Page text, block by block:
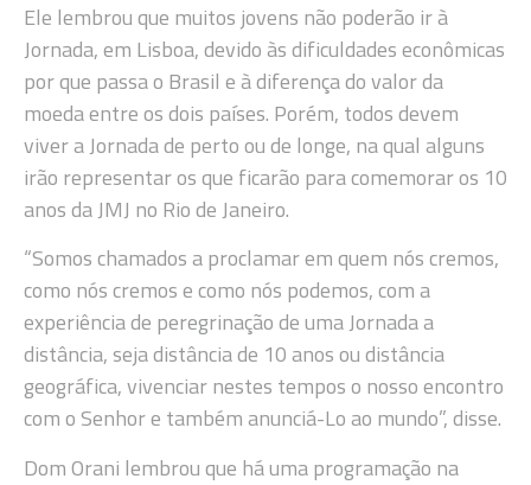
Ele lembrou que muitos jovens não poderão ir à
Jornada, em Lisboa, devido às dificuldades econômicas
por que passa o Brasil e à diferença do valor da
moeda entre os dois países. Porém, todos devem
viver a Jornada de perto ou de longe, na qual alguns
irão representar os que ficarão para comemorar os 10
anos da JMJ no Rio de Janeiro.
“Somos chamados a proclamar em quem nós cremos,
como nós cremos e como nós podemos, com a
experiência de peregrinação de uma Jornada a
distância, seja distância de 10 anos ou distância
geográfica, vivenciar nestes tempos o nosso encontro
com o Senhor e também anunciá-Lo ao mundo”, disse.
Dom Orani lembrou que há uma programação na